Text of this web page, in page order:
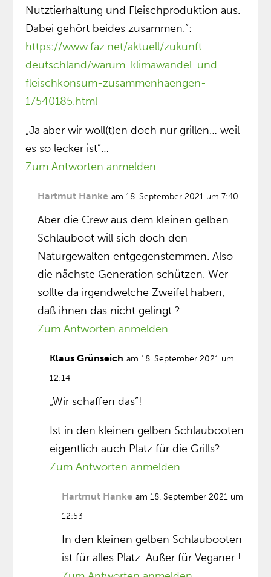
Nutztierhaltung und Fleischproduktion aus.
Dabei gehört beides zusammen.”:
https://www.faz.net/aktuell/zukunft-
deutschland/warum-klimawandel-und-
fleischkonsum-zusammenhaengen-
17540185.html
„Ja aber wir woll(t)en doch nur grillen… weil
es so lecker ist”…
Zum Antworten anmelden
Hartmut Hanke am 18. September 2021 um 7:40
Aber die Crew aus dem kleinen gelben
Schlauboot will sich doch den
Naturgewalten entgegenstemmen. Also
die nächste Generation schützen. Wer
sollte da irgendwelche Zweifel haben,
daß ihnen das nicht gelingt ?
Zum Antworten anmelden
Klaus Grünseich am 18. September 2021 um
12:14
„Wir schaffen das”!
Ist in den kleinen gelben Schlaubooten
eigentlich auch Platz für die Grills?
Zum Antworten anmelden
Hartmut Hanke am 18. September 2021 um
12:53
In den kleinen gelben Schlaubooten
ist für alles Platz. Außer für Veganer !